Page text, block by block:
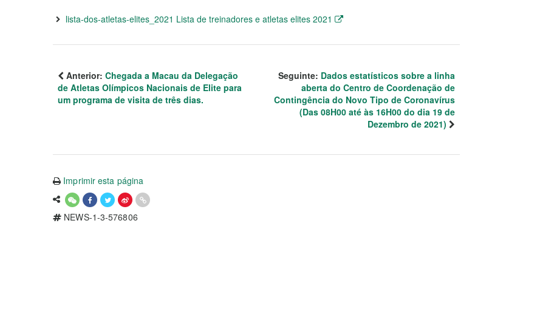
lista-dos-atletas-elites_2021 Lista de treinadores e atletas elites 2021
Anterior: Chegada a Macau da Delegação
de Atletas Olímpicos Nacionais de Elite para
um programa de visita de três dias.
Seguinte: Dados estatísticos sobre a linha
aberta do Centro de Coordenação de
Contingência do Novo Tipo de Coronavírus
(Das 08H00 até às 16H00 do dia 19 de
Dezembro de 2021)
Imprimir esta página
NEWS-1-3-576806